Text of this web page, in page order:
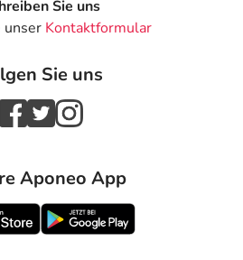
Sie uns
unser Kontaktformular
Sie uns
Aponeo App